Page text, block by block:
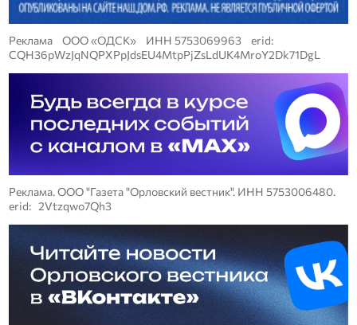
Реклама ООО «ОДСК» ИНН 5753069963 erid:
CQH36pWzJqNQPXPpJdsEU4MtpPjZsLdUK4MroY2Dk71DgL
Реклама. ООО "Газета "Орловский вестник". ИНН 5753006480.
erid: 2Vtzqwo7Qh3